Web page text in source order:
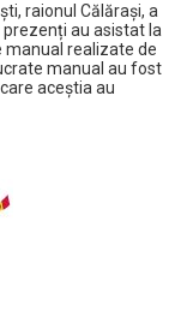
raionul Călărași, a
au asistat la
manual realizate de
manual au fost
aceștia au